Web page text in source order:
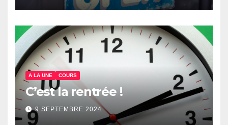
A LA UNE COURS
C’est la rentrée !
9 SEPTEMBRE 2024